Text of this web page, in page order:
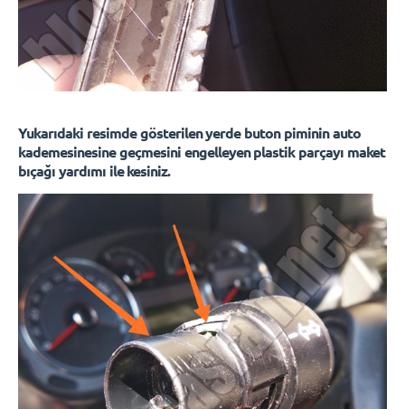
Yukarıdaki resimde gösterilen yerde buton piminin auto
kademesinesine geçmesini engelleyen plastik parçayı maket
bıçağı yardımı ile kesiniz.